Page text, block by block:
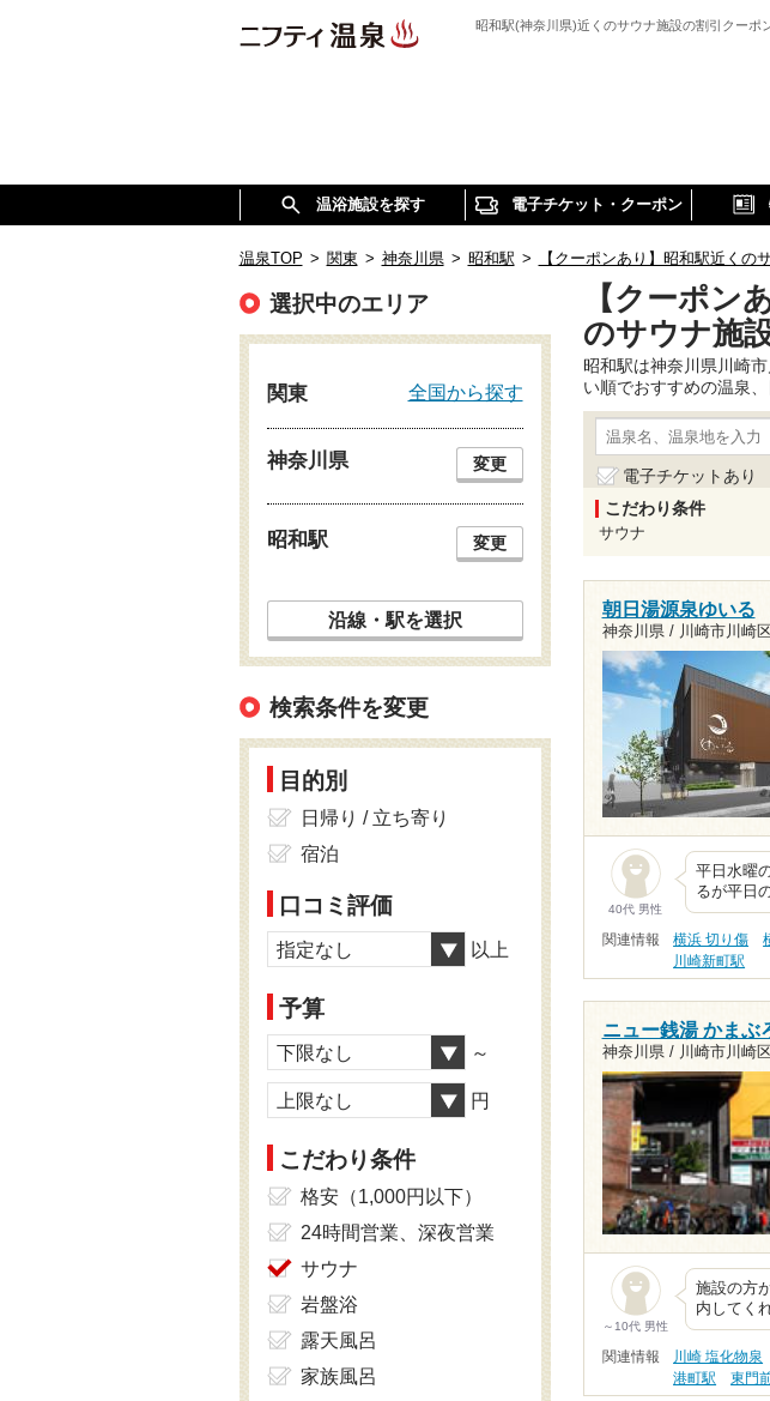
昭和駅(神奈川県)近くのサウナ施設の割引クーポ
温浴施設を探す 電子チケット・クーポン
温泉TOP > 関東 > 神奈川県 > 昭和駅 > 【クーポンあり】昭和駅近くの
【クーポン
のサウナ施
昭和駅は神奈川県川崎
い順でおすすめの温泉
電子チケットあり
こだわり条件
サウナ
朝日湯源泉ゆいる
神奈川県 / 川崎市川崎
40代 男性
平日水曜
るが平日
関連情報 横浜 切り傷
川崎新町駅
ニュー銭湯 かまぶ
神奈川県 / 川崎市川崎
～10代 男性
施設の方
内してく
関連情報 川崎 塩化物泉
港町駅
東門
選択中のエリア
関東 全国から探す
神奈川県 変更
昭和駅 変更
沿線・駅を選択
検索条件を変更
目的別
日帰り / 立ち寄り
宿泊
口コミ評価
指定なし 以上
予算
下限なし ～
上限なし 円
こだわり条件
格安（1,000円以下）
24時間営業、深夜営業
サウナ
岩盤浴
露天風呂
家族風呂